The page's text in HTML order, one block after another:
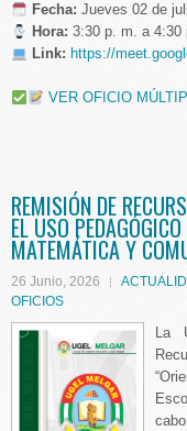
Fecha: Jueves 02 de
Hora: 3:30 p. m. a 4:30
Link: https://
VER OFICIO
REMISIÓN DE
EL USO
MATEMÁTICA Y
26 Junio, 2026
OFICIOS
La